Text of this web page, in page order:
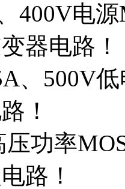
400V电
器电路！
、500V
！
功率
路！